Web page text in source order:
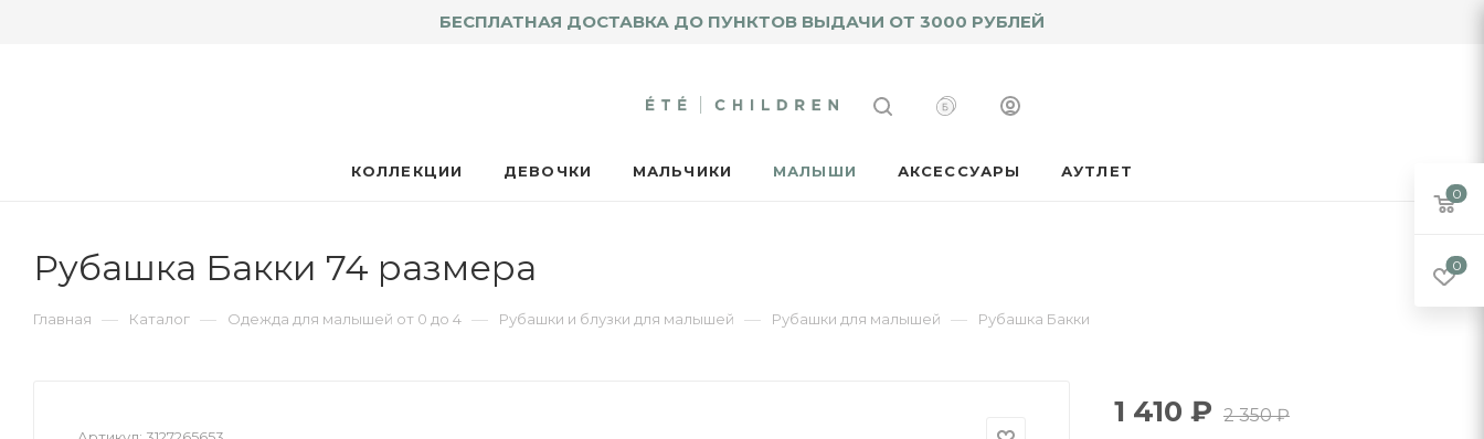
БЕСПЛАТНАЯ ДОСТАВКА ДО ПУНКТОВ ВЫДАЧИ ОТ 3000 РУБЛЕЙ
КОЛЛЕКЦИИ ДЕВОЧКИ МАЛЬЧИКИ МАЛЫШИ АКСЕССУАРЫ АУТЛЕТ
Рубашка Бакки 74 размера
Главная — Каталог — Одежда для малышей от 0 до 4 — Рубашки и блузки для малышей — Рубашки для малышей — Рубашка Бакки
1 410 ₽ 2 350₽
0
0